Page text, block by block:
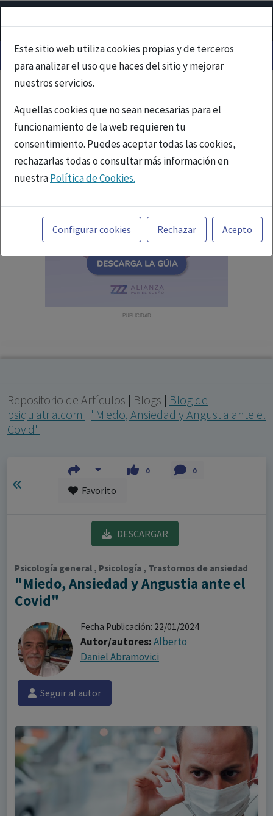
Este sitio web utiliza cookies propias y de terceros
para analizar el uso que haces del sitio y mejorar
nuestros servicios.
Aquellas cookies que no sean necesarias para el
funcionamiento de la web requieren tu
consentimiento. Puedes aceptar todas las cookies,
rechazarlas todas o consultar más información en
nuestraPolítica de Cookies.
Toda la información incluida en la Página Web está
referida a productos del mercado español y, por
tanto, dirigida a profesionales sanitarios legalmente
facultados para prescribir o dispensar medicamentos
con ejercicio profesional. La información técnica de los
fármacos se facilita a título meramente informativo,
Configurar cookies Rechazar Acepto
PUBLICIDAD
Repositorio de Artículos | Blogs | Blog de
psiquiatria.com | "Miedo, Ansiedad y Angustia ante el
Covid"
0 0
Favorito
DESCARGAR
Psicología general , Psicología , Trastornos de ansiedad
"Miedo, Ansiedad y Angustia ante el
Covid"
Fecha Publicación: 22/01/2024
Autor/autores:Alberto
Daniel Abramovici
Seguir al autor